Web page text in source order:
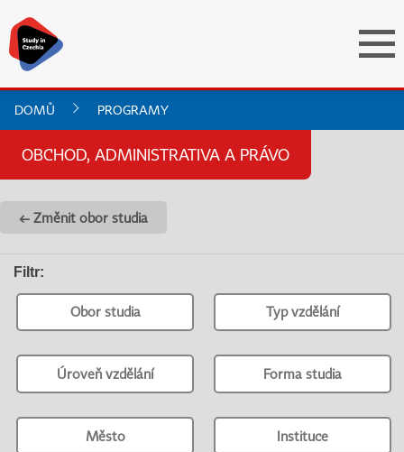
DOMŮ PROGRAMY
OBCHOD, ADMINISTRATIVA A PRÁVO
← Změnit obor studia
Filtr:
Obor studia Typ vzdělání
Úroveň vzdělání Forma studia
Město Instituce